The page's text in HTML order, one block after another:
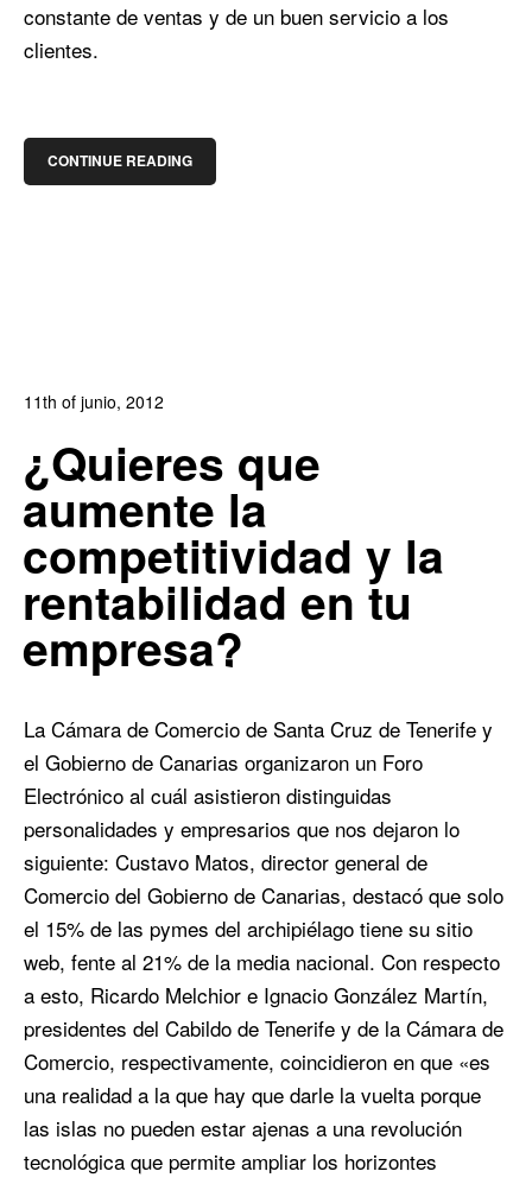
constante de ventas y de un buen servicio a los
clientes.
CONTINUE READING
11th of junio, 2012
0
¿Quieres que
aumente la
competitividad y la
rentabilidad en tu
empresa?
La Cámara de Comercio de Santa Cruz de Tenerife y
el Gobierno de Canarias organizaron un Foro
Electrónico al cuál asistieron distinguidas
personalidades y empresarios que nos dejaron lo
siguiente: Custavo Matos, director general de
Comercio del Gobierno de Canarias, destacó que solo
el 15% de las pymes del archipiélago tiene su sitio
web, fente al 21% de la media nacional. Con respecto
a esto, Ricardo Melchior e Ignacio González Martín,
presidentes del Cabildo de Tenerife y de la Cámara de
Comercio, respectivamente, coincidieron en que «es
una realidad a la que hay que darle la vuelta porque
las islas no pueden estar ajenas a una revolución
tecnológica que permite ampliar los horizontes